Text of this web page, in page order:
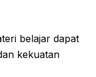
belajar dapat
kekuatan